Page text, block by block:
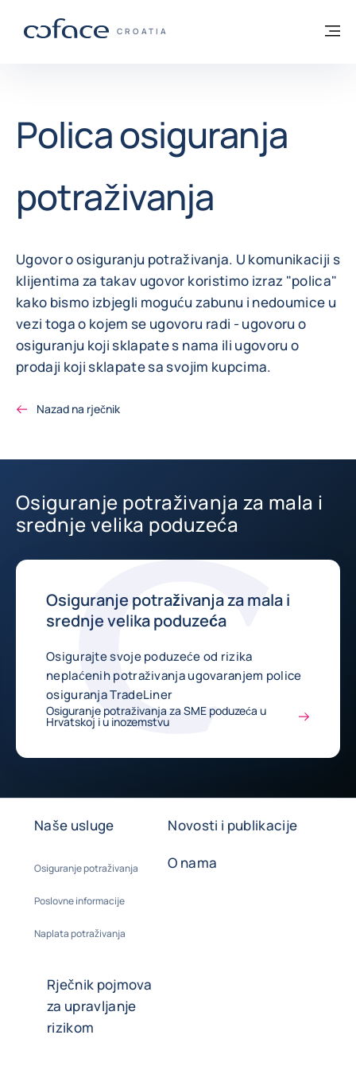
COFACE FOR TRADE - POČETNA
CROATIA
Povratak na početnu stranicu
Polica osiguranja
potraživanja
Ugovor o osiguranju potraživanja. U komunikaciji s
klijentima za takav ugovor koristimo izraz "polica"
kako bismo izbjegli moguću zabunu i nedoumice u
vezi toga o kojem se ugovoru radi - ugovoru o
osiguranju koji sklapate s nama ili ugovoru o
prodaji koji sklapate sa svojim kupcima.
Nazad na rječnik
Osiguranje potraživanja za mala i
srednje velika poduzeća
Osiguranje potraživanja za mala i
srednje velika poduzeća
Osigurajte svoje poduzeće od rizika
neplaćenih potraživanja ugovaranjem police
osiguranja TradeLiner
Osiguranje potraživanja za SME poduzeća u
Hrvatskoj i u inozemstvu
Naše usluge
Osiguranje potraživanja
Poslovne informacije
Naplata potraživanja
Novosti i publikacije
O nama
Rječnik pojmova
za upravljanje
rizikom